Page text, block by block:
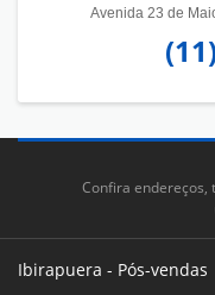
Avenida 23 de
Confira endereços,
Ibirapuera - Pós-vendas